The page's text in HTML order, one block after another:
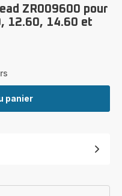
ZR009600 pour
12.60, 14.60 et
panier